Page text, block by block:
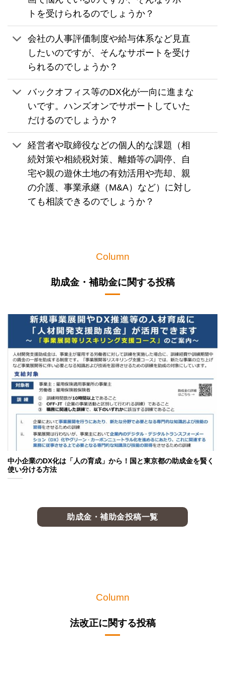
トを受けられるのでしょうか？
会社の人事評価制度や給与体系など見直
したいのですが、そんなサポートを受け
られるのでしょうか？
バックオフィス等のDX化が一向に進まな
いです。ハンズオンでサポートしていた
だけるのでしょうか？
経営者や取締役などの個人的な課題（相
続対策や相続税対策、離婚等の調停、自
宅や親の遊休土地の有効活用や売却、親
の介護、事業承継（M&A）など）に対し
ても相談できるのでしょうか？
Column
助成金・補助金に関する投稿
中小企業のDX化は「人の育成」から！国と東京都の助成金を賢く
使い分ける方法
助成金・補助金投稿一覧
Column
法改正に関する投稿